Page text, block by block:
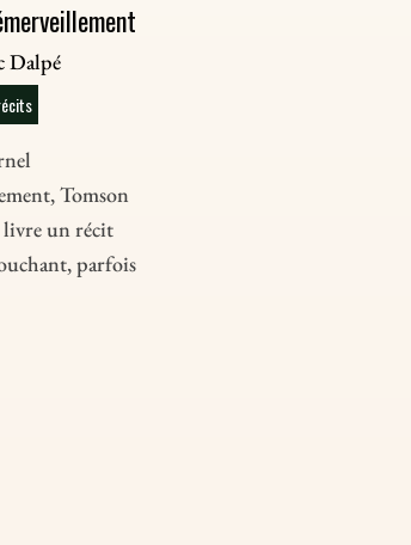
Dalpé
Tomson
un récit
parfois